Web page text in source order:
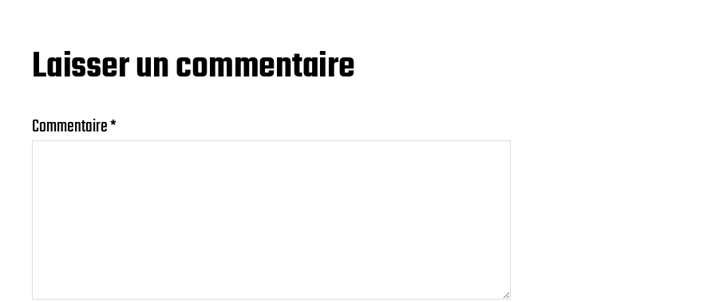
Laisser un commentaire
Commentaire*